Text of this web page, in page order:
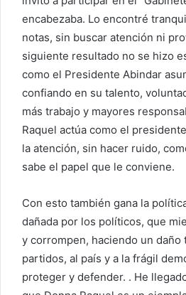
encabezaba. Lo encontré
notas, sin buscar atención ni
siguiente resultado no se hizo
como el Presidente Abindar
confiando en su talento,
más trabajo y mayores
Raquel actúa como el
la atención, sin hacer ruido,
sabe el papel que le conviene.
Con esto también gana la
dañada por los políticos, que
y corrompen, haciendo un daño
partidos, al país y a la frágil
proteger y defender. . He